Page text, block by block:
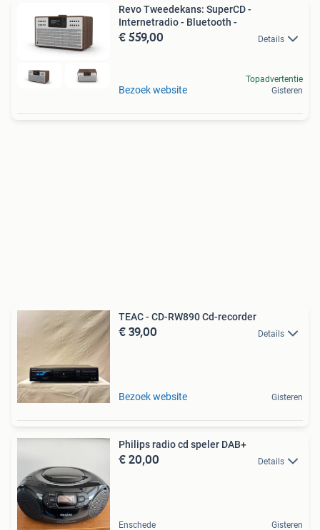
Revo Tweedekans: SuperCD -
Internetradio - Bluetooth -
€ 559,00 Details
Bezoek website
Topadvertentie
Gisteren
TEAC - CD-RW890 Cd-recorder
€ 39,00 Details
Bezoek website Gisteren
Philips radio cd speler DAB+
€ 20,00 Details
Enschede Gisteren